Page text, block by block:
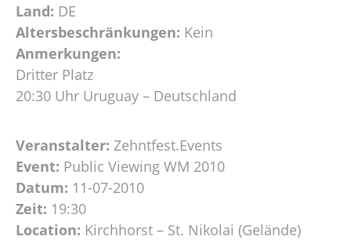
Land: DE
Altersbeschränkungen: Kein
Anmerkungen:
Dritter Platz
20:30 Uhr Uruguay – Deutschland
Veranstalter: Zehntfest.Events
Event: Public Viewing WM 2010
Datum: 11-07-2010
Zeit: 19:30
Location: Kirchhorst – St. Nikolai (Gelände)